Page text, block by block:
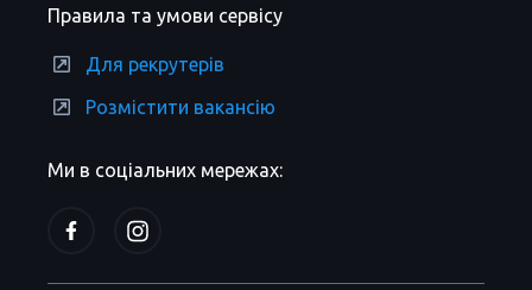
Ми в соціальних мережах:
Правила та умови сервісу
Для рекрутерів
Розмістити вакансію